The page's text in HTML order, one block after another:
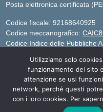
Posta elettronica certificata
Codice fiscale: 92168640925
Codice meccanografico:
Codice Indice delle Pubbliche
IBAN - IT 46 W
Utilizziamo solo
funzionamento del sito
attenzione se usi
network, perché questi
con i loro cookies. Per